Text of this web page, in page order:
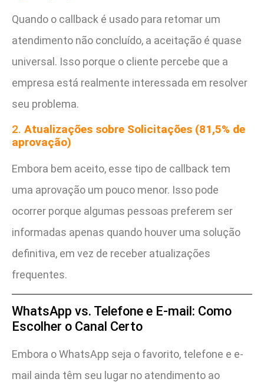
Quando o callback é usado para retomar um
atendimento não concluído, a aceitação é quase
universal. Isso porque o cliente percebe que a
empresa está realmente interessada em resolver
seu problema.
2. Atualizações sobre Solicitações (81,5% de
aprovação)
Embora bem aceito, esse tipo de callback tem
uma aprovação um pouco menor. Isso pode
ocorrer porque algumas pessoas preferem ser
informadas apenas quando houver uma solução
definitiva, em vez de receber atualizações
frequentes.
WhatsApp vs. Telefone e E-mail: Como
Escolher o Canal Certo
Embora o WhatsApp seja o favorito, telefone e e-
mail ainda têm seu lugar no atendimento ao